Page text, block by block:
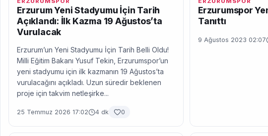
Erzurum Yeni Stadyumu İçin Tarih
Açıklandı: İlk Kazma 19 Ağustos’ta
Vurulacak
Erzurum’un Yeni Stadyumu İçin Tarih Belli Oldu!
Milli Eğitim Bakanı Yusuf Tekin, Erzurumspor’un
yeni stadyumu için ilk kazmanın 19 Ağustos’ta
vurulacağını açıkladı. Uzun süredir beklenen
proje için takvim netleşirke...
25 Temmuz 2026 17:02 4 dk 0
Erzurumspor
Tanıttı
9 Ağustos 2023 02:07